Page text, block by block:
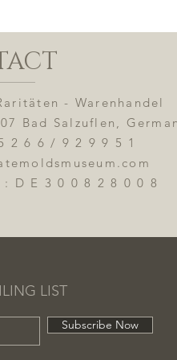
- Warenhandel
Bad Salzuflen,
2 6 6 / 9 2 9 9 5 1
D E 3 0 0 8 2 8 0 0 8
LIST
Subscribe Now